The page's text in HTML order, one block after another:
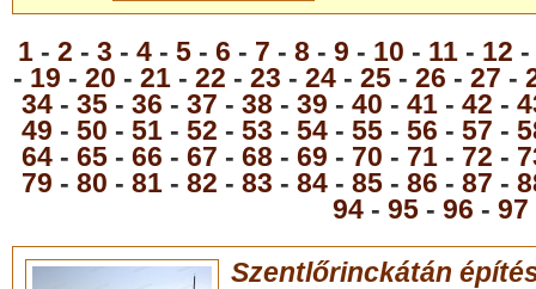
1 - 2 - 3 - 4 - 5 - 6 - 7 - 8 - 9 - 10 - 11 - 12 -
- 19 - 20 - 21 - 22 - 23 - 24 - 25 - 26 - 27 -
34 - 35 - 36 - 37 - 38 - 39 - 40 - 41 - 42 -
49 - 50 - 51 - 52 - 53 - 54 - 55 - 56 - 57 -
64 - 65 - 66 - 67 - 68 - 69 - 70 - 71 - 72 -
79 - 80 - 81 - 82 - 83 - 84 - 85 - 86 - 87 -
94 - 95 - 96 - 97
Szentlőrinckátán